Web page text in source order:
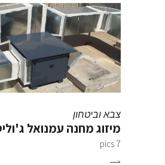
צבא וביטחון
מיזוג מחנה עמנואל
7 pics